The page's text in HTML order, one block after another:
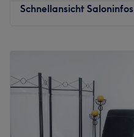
Schnellansicht Saloninfos
Mittwoch
Donnerstag
Samstag
Sonntag